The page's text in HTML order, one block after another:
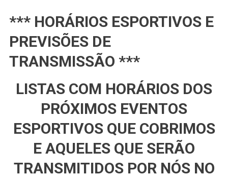
*** HORÁRIOS ESPORTIVOS E
PREVISÕES DE
TRANSMISSÃO ***
LISTAS COM HORÁRIOS DOS
PRÓXIMOS EVENTOS
ESPORTIVOS QUE COBRIMOS
E AQUELES QUE SERÃO
TRANSMITIDOS POR NÓS NO